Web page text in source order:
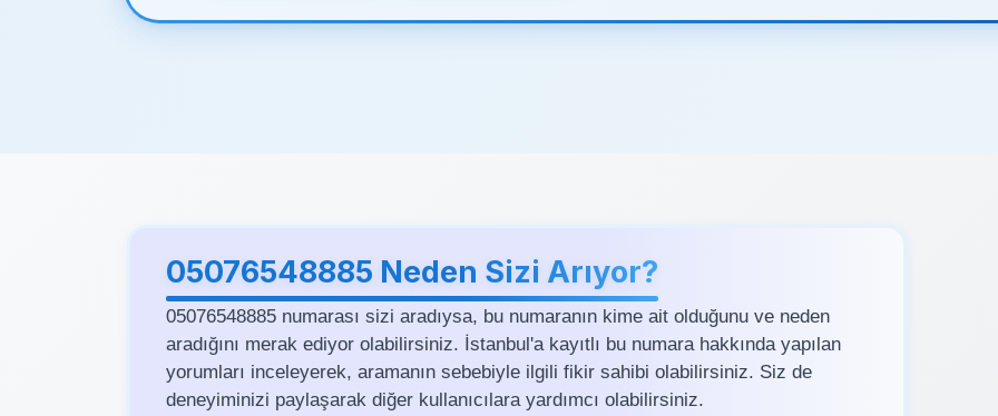
05076548885 Neden Sizi Arıyor?
05076548885 numarası sizi aradıysa, bu numaranın kime ait olduğunu ve neden
aradığını merak ediyor olabilirsiniz. İstanbul'a kayıtlı bu numara hakkında yapılan
yorumları inceleyerek, aramanın sebebiyle ilgili fikir sahibi olabilirsiniz. Siz de
deneyiminizi paylaşarak diğer kullanıcılara yardımcı olabilirsiniz.